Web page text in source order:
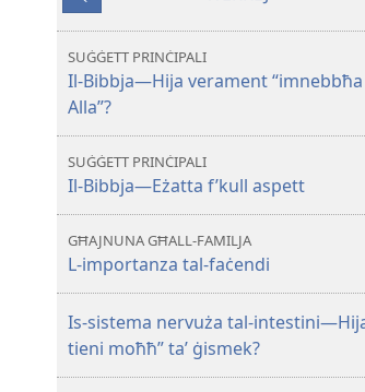
Hija
mingħand
Ta'
qabel
SUĠĠETT PRINĊIPALI
Il-Bibbja—Hija verament
Alla”?
SUĠĠETT PRINĊIPALI
Il-Bibbja—Eżatta f’kull aspett
GĦAJNUNA GĦALL-FAMILJA
L-importanza tal-faċendi
Is-sistema nervuża tal-
tieni moħħ” taʼ ġismek?